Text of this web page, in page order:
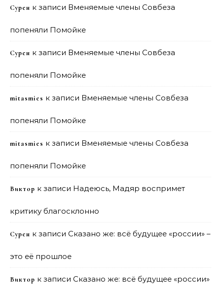
Сурен к записи Вменяемые члены Совбеза
попеняли Помойке
Сурен к записи Вменяемые члены Совбеза
попеняли Помойке
mitasmies к записи Вменяемые члены Совбеза
попеняли Помойке
mitasmies к записи Вменяемые члены Совбеза
попеняли Помойке
Виктор к записи Надеюсь, Мадяр воспримет
критику благосклонно
Сурен к записи Сказано же: всё будущее «россии» –
это её прошлое
Виктор к записи Сказано же: всё будущее «россии»